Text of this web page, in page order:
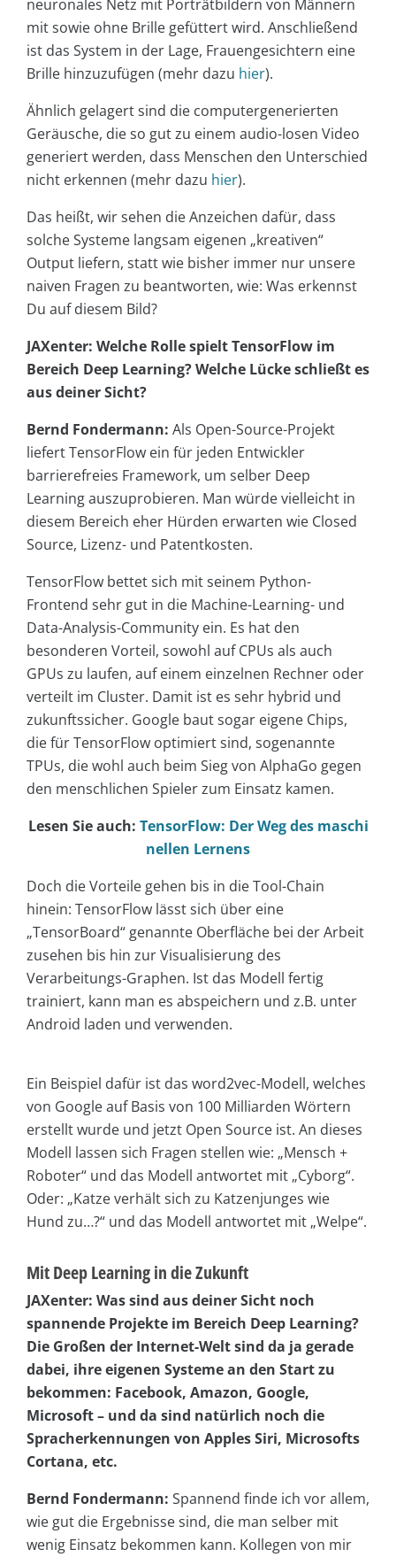
neuronales Netz mit Porträtbildern von Männern
mit sowie ohne Brille gefüttert wird. Anschließend
ist das System in der Lage, Frauengesichtern eine
Brille hinzuzufügen (mehr dazu hier).
Ähnlich gelagert sind die computergenerierten
Geräusche, die so gut zu einem audio-losen Video
generiert werden, dass Menschen den Unterschied
nicht erkennen (mehr dazu hier).
Das heißt, wir sehen die Anzeichen dafür, dass
solche Systeme langsam eigenen „kreativen“
Output liefern, statt wie bisher immer nur unsere
naiven Fragen zu beantworten, wie: Was erkennst
Du auf diesem Bild?
JAXenter: Welche Rolle spielt TensorFlow im
Bereich Deep Learning? Welche Lücke schließt es
aus deiner Sicht?
Bernd Fondermann: Als Open-Source-Projekt
liefert TensorFlow ein für jeden Entwickler
barrierefreies Framework, um selber Deep
Learning auszuprobieren. Man würde vielleicht in
diesem Bereich eher Hürden erwarten wie Closed
Source, Lizenz- und Patentkosten.
TensorFlow bettet sich mit seinem Python-
Frontend sehr gut in die Machine-Learning- und
Data-Analysis-Community ein. Es hat den
besonderen Vorteil, sowohl auf CPUs als auch
GPUs zu laufen, auf einem einzelnen Rechner oder
verteilt im Cluster. Damit ist es sehr hybrid und
zukunftssicher. Google baut sogar eigene Chips,
die für TensorFlow optimiert sind, sogenannte
TPUs, die wohl auch beim Sieg von AlphaGo gegen
den menschlichen Spieler zum Einsatz kamen.
Lesen Sie auch: TensorFlow: Der Weg des maschi
nellen Lernens
Doch die Vorteile gehen bis in die Tool-Chain
hinein: TensorFlow lässt sich über eine
„TensorBoard“ genannte Oberfläche bei der Arbeit
zusehen bis hin zur Visualisierung des
Verarbeitungs-Graphen. Ist das Modell fertig
trainiert, kann man es abspeichern und z.B. unter
Android laden und verwenden.
Ein Beispiel dafür ist das word2vec-Modell, welches
von Google auf Basis von 100 Milliarden Wörtern
erstellt wurde und jetzt Open Source ist. An dieses
Modell lassen sich Fragen stellen wie: „Mensch +
Roboter“ und das Modell antwortet mit „Cyborg“.
Oder: „Katze verhält sich zu Katzenjunges wie
Hund zu…?“ und das Modell antwortet mit „Welpe“.
Mit Deep Learning in die Zukunft
JAXenter: Was sind aus deiner Sicht noch
spannende Projekte im Bereich Deep Learning?
Die Großen der Internet-Welt sind da ja gerade
dabei, ihre eigenen Systeme an den Start zu
bekommen: Facebook, Amazon, Google,
Microsoft – und da sind natürlich noch die
Spracherkennungen von Apples Siri, Microsofts
Cortana, etc.
Bernd Fondermann: Spannend finde ich vor allem,
wie gut die Ergebnisse sind, die man selber mit
wenig Einsatz bekommen kann. Kollegen von mir